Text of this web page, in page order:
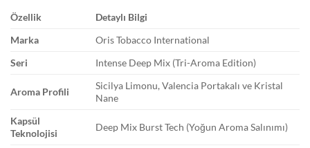
Özellik
Detaylı Bilgi
Marka
Oris Tobacco International
Seri
Intense Deep Mix (Tri-Aroma Edition)
Aroma Profili
Sicilya Limonu, Valencia Portakalı ve Kristal
Nane
Kapsül
Teknolojisi
Deep Mix Burst Tech (Yoğun Aroma Salınımı)